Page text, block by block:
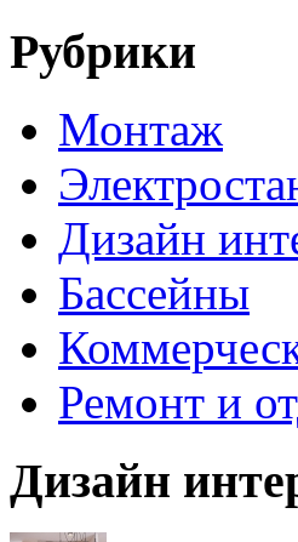
Рубрики
Монтаж
Дизайн
Бассейны
Ремонт и
Дизайн